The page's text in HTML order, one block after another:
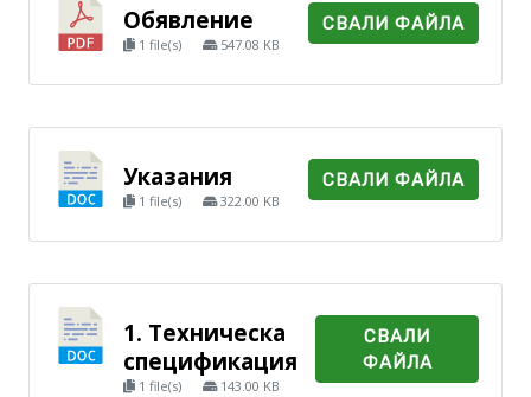
Обявление
1 file(s) 547.08 KB
СВАЛИ ФАЙЛА
Указания
1 file(s) 322.00 KB
СВАЛИ ФАЙЛА
1. Техническа
спецификация
1 file(s) 143.00 KB
СВАЛИ
ФАЙЛА